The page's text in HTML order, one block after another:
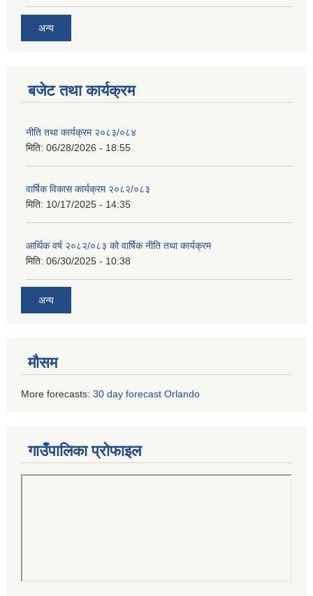
अन्य
बजेट तथा कार्यक्रम
नीति तथा कार्यक्रम २०८३/०८४
मिति: 06/28/2026 - 18:55
वार्षिक विकास कार्यक्रम २०८२/०८३
मिति: 10/17/2025 - 14:35
आर्थिक वर्ष २०८२/०८३ को वार्षिक नीति तथा कार्यक्रम
मिति: 06/30/2025 - 10:38
अन्य
मौसम
More forecasts: 30 day forecast Orlando
गाउँपालिका प्रोफाइल